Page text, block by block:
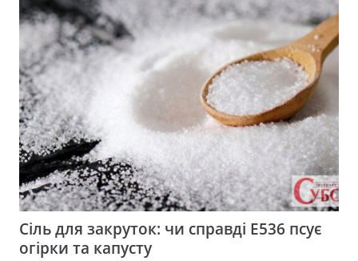
Сіль для закруток: чи справді Е536 псує
огірки та капусту